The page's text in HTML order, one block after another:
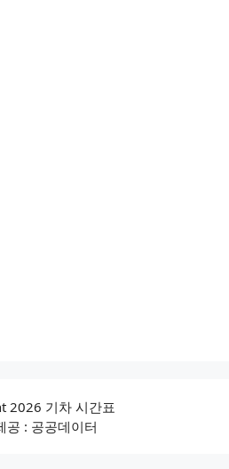
2026 기차 시간표
공 : 공공데이터